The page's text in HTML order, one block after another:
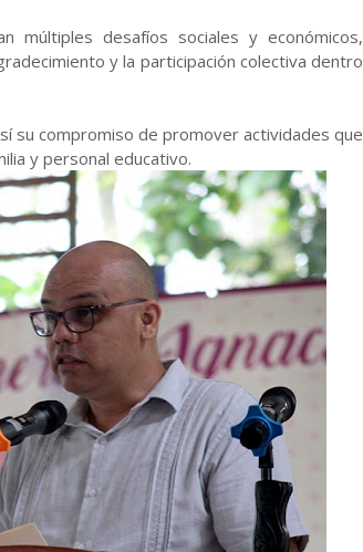
múltiples desafíos sociales y económicos,
y la participación colectiva dentro
su compromiso de promover actividades que
y personal educativo.